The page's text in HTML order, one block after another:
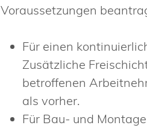
Voraussetzungen
Für einen
Zusätzliche
betroffenen
als vorher.
Für Bau- und